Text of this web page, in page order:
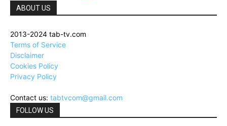
ABOUT US
2013-2024 tab-tv.com
Terms of Service
Disclaimer
Cookies Policy
Privacy Policy
Contact us: tabtvcom@gmail.com
FOLLOW US